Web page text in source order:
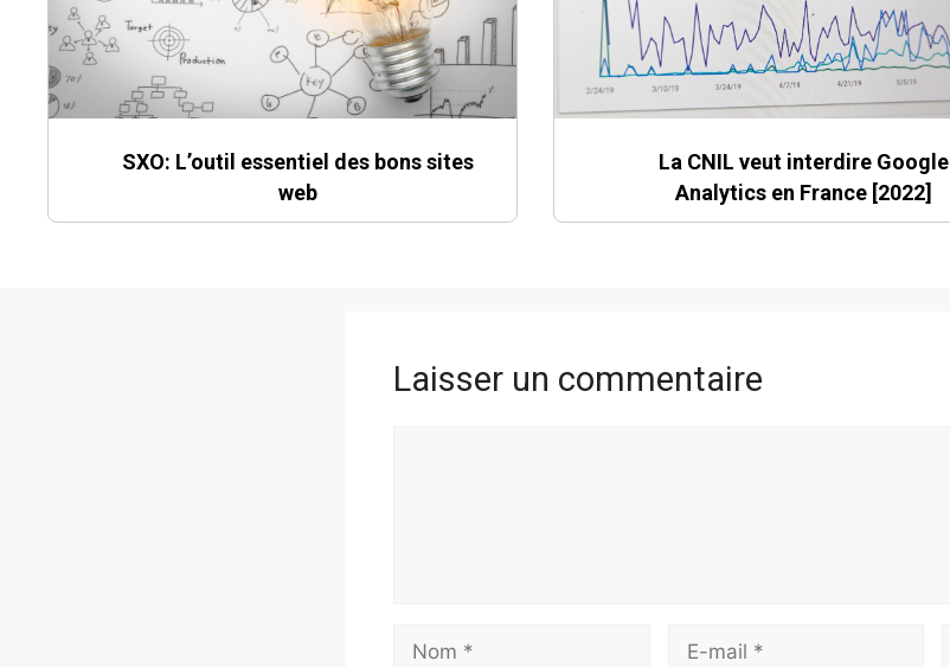
SXO: L’outil essentiel des bons sites
web
La CNIL veut interdire Google
Analytics en France [2022]
Laisser un commentaire